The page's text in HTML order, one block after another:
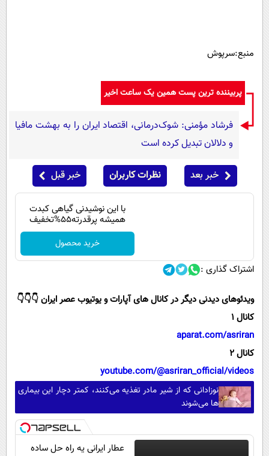
منبع:سرپوش
پربیننده ترین پست همین یک ساعت اخیر
فرشاد مؤمنی: شوک‌درمانی، اقتصاد ایران را به بهشت مافیا
و دلالان تبدیل کرده است
خبر بعد نظرات کاربران خبر قبل
با این نوشیدنی گیاهی کبدت
همیشه پرقدرته55%تخفیف
خرید محصول
اشتراک گذاری :
ویدئوهای دیدنی دیگر در کانال های آپارات و یوتیوب عصر ایران 👇👇👇
کانال 1
aparat.com/asriran
کانال 2
youtube.com/@asriran_official/videos
نوزادانی که از شیر مادر تغذیه می‌کنند، کمتر دچار این بیماری
ها می‌شوند
عطار ایرانی یه راه حل ساده